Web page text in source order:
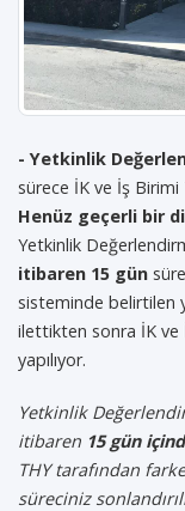
- Yetkinlik
sürece İK ve İş
Henüz geçerli bir
Yetkinlik
itibaren 15 gün
sisteminde belirtilen
ilettikten sonra İK ve
yapılıyor.
Yetkinlik
itibaren 15 gün
THY tarafından
süreciniz